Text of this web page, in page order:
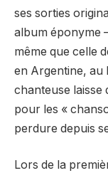
ses sorties
album éponyme
même que celle
en Argentine, au
chanteuse laisse
pour les «
perdure depuis
Lors de la